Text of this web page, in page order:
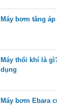
Máy bơm tăng
Máy thổi khí là
dụng
Máy bơm Ebara